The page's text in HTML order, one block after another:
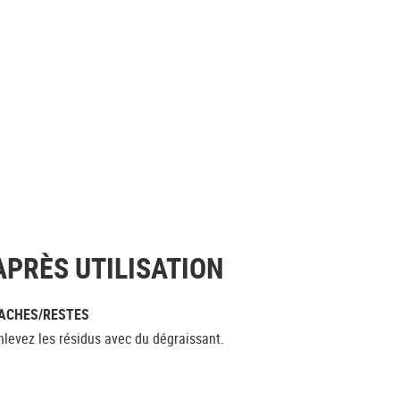
UTILISATION
RESTES
les résidus avec du dégraissant.